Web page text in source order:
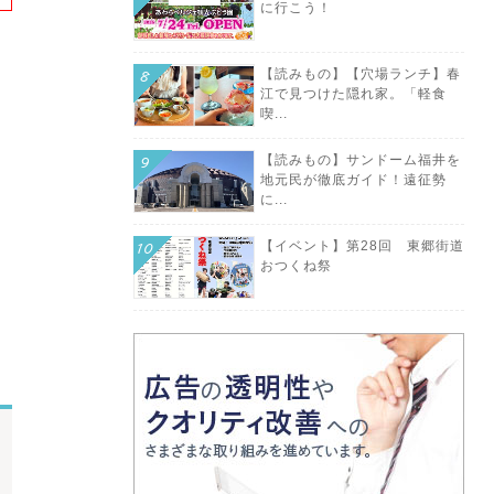
に行こう！
【読みもの】【穴場ランチ】春
江で見つけた隠れ家。「軽食
喫...
【読みもの】サンドーム福井を
地元民が徹底ガイド！遠征勢
に...
【イベント】第28回 東郷街道
おつくね祭